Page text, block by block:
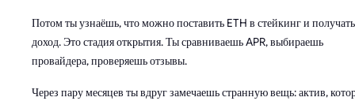
Потом ты узнаёшь, что можно поставить ETH в стейкинг и получать
доход. Это стадия открытия. Ты сравниваешь APR, выбираешь
провайдера, проверяешь отзывы.
Через пару месяцев ты вдруг замечаешь странную вещь: актив,